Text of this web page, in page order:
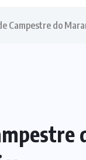
Campestre do